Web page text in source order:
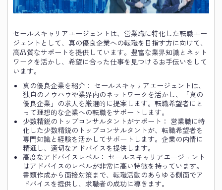
セールスキャリアエージェントは、営業職に特化した転職エー
ジェントとして、真の優良企業への転職を目指す方に向けて、
高品質なサポートを提供しています。豊富な業界知識とネット
ワークを活かし、希望に合った仕事を見つけるお手伝いをして
います。
真の優良企業を紹介： セールスキャリアエージェントは、
独自のノウハウや業界内のネットワークを活かし、「真の
優良企業」の求人を厳選的に提案します。転職希望者にと
って理想的な企業への転職をサポートします。
少数精鋭のトップコンサルタントがサポート： 営業職に特
化した少数精鋭のトップコンサルタントが、転職希望者を
専門知識と経験を活かしてサポートします。企業の内情に
精通し、適切なアドバイスを提供します。
高度なアドバイスレベル： セールスキャリアエージェント
はアドバイスのレベルが非常に高い特徴を持っています。
書類作成から面接対策まで、転職活動のあらゆる側面でア
ドバイスを提供し、求職者の成功に導きます。